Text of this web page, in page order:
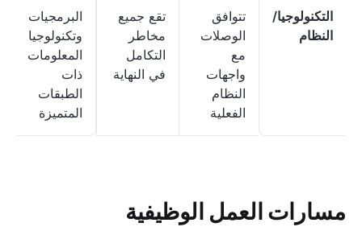
التكنولوجيا/
النظام
تتوافق
الوصلات
مع
واجهات
النظام
الفعلية
تقع جميع
مخاطر
التكامل
في النهاية
البرمجيات
وتكنولوجيا
المعلومات
ذات
الطبقات
المتميزة
مسارات العمل الوظيفية